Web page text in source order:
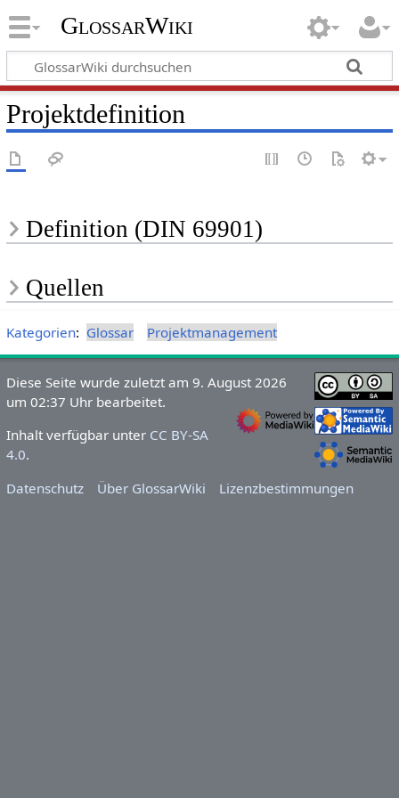
GlossarWiki
Projektdefinition
Definition (DIN 69901)
Quellen
Kategorien: Glossar Projektmanagement
Diese Seite wurde zuletzt am 9. August 2026
um 02:37 Uhr bearbeitet.
Inhalt verfügbar unter CC BY-SA
4.0.
Datenschutz
Über GlossarWiki Lizenzbestimmungen